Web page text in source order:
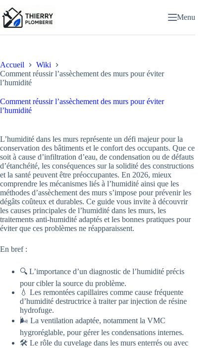
au
contenu
Menu
Accueil
Wiki
Comment réussir l’assèchement des murs pour éviter
l’humidité
Comment réussir l’assèchement des murs pour éviter
l’humidité
L’humidité dans les murs représente un défi majeur pour la
conservation des bâtiments et le confort des occupants. Que ce
soit à cause d’infiltration d’eau, de condensation ou de défauts
d’étanchéité, les conséquences sur la solidité des constructions
et la santé peuvent être préoccupantes. En 2026, mieux
comprendre les mécanismes liés à l’humidité ainsi que les
méthodes d’assèchement des murs s’impose pour prévenir les
dégâts coûteux et durables. Ce guide vous invite à découvrir
les causes principales de l’humidité dans les murs, les
traitements anti-humidité adaptés et les bonnes pratiques pour
éviter que ces problèmes ne réapparaissent.
En bref :
🔍 L’importance d’un diagnostic de l’humidité précis
pour cibler la source du problème.
💧 Les remontées capillaires comme cause fréquente
d’humidité destructrice à traiter par injection de résine
hydrofuge.
🌬️ La ventilation adaptée, notamment la VMC
hygroréglable, pour gérer les condensations internes.
🛠️ Le rôle du cuvelage dans les murs enterrés ou avec